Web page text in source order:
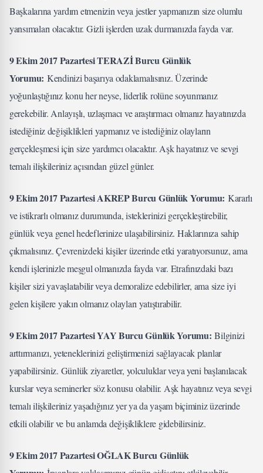
Başkalarına yardım etmenizin veya jestler yapmanızın size olumlu
yansımaları olacaktır. Gizli işlerden uzak durmanızda fayda var.
9 Ekim 2017 Pazartesi TERAZİ Burcu Günlük
Yorumu: Kendinizi başarıya odaklamalısınız. Üzerinde
yoğunlaştığınız konu her neyse, liderlik rolüne soyunmanız
gerekebilir. Anlayışlı, uzlaşmacı ve araştırmacı olmanız hayatınızda
istediğiniz değişiklikleri yapmanız ve istediğiniz olayların
gerçekleşmesi için size yardımcı olacaktır. Aşk hayatınız ve sevgi
temalı ilişkileriniz açısından güzel günler.
9 Ekim 2017 Pazartesi AKREP Burcu Günlük Yorumu: Kararlı
ve istikrarlı olmanız durumunda, isteklerinizi gerçekleştirebilir,
günlük veya genel hedeflerinize ulaşabilirsiniz. Haklarınıza sahip
çıkmalısınız. Çevrenizdeki kişiler üzerinde etki yaratıyorsunuz, ama
kendi işlerinizle meşgul olmanızda fayda var. Etrafınızdaki bazı
kişiler sizi yavaşlatabilir veya demoralize edebilirler, ama size iyi
gelen kişilere yakın olmanız olayları yatıştırabilir.
9 Ekim 2017 Pazartesi YAY Burcu Günlük Yorumu: Bilginizi
arttırmanızı, yeteneklerinizi geliştirmenizi sağlayacak planlar
yapabilirsiniz. Günlük ziyaretler, yolculuklar veya yeni başlanılacak
kurslar veya seminerler söz konusu olabilir. Aşk hayatınız veya sevgi
temalı ilişkileriniz yaşadığınız yer ya da yaşam biçiminiz üzerinde
etkili olabilir ve bu anlamda değişikliklere gidebilirsiniz.
9 Ekim 2017 Pazartesi OĞLAK Burcu Günlük